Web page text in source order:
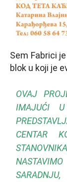
Sem Fabrici
blok u koji je
OVAJ
IMAJUĆI
CENTAR